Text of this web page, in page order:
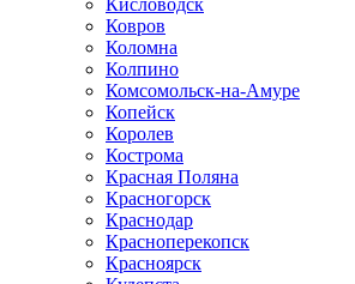
Кисловодск
Ковров
Коломна
Колпино
Комсомольск-на-Амуре
Копейск
Королев
Кострома
Красная Поляна
Красногорск
Краснодар
Красноперекопск
Красноярск